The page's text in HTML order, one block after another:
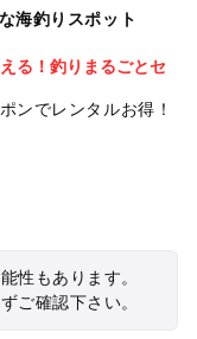
海釣りスポット
る！釣りまるごとセ
ンでレンタルお得！
性もあります。
ご確認下さい。